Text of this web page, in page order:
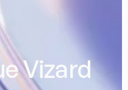
Vizard